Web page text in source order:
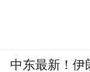
中东最新！伊